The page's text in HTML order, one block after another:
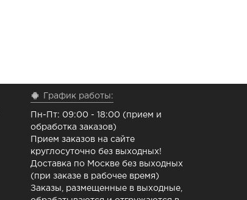
График работы:
Пн-Пт: 09:00 - 18:00 (прием и
обработка заказов)
Прием заказов на сайте
круглосуточно без выходных!
Доставка по Москве без выходных
(при заказе в рабочее время)
Заказы, размещенные в выходные,